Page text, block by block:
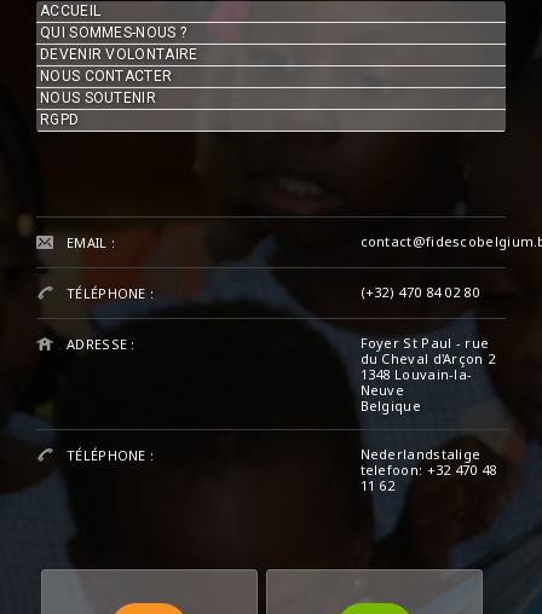
ACCUEIL
QUI SOMMES-NOUS ?
DEVENIR VOLONTAIRE
NOUS CONTACTER
NOUS SOUTENIR
RGPD
EMAIL :
TÉLÉPHONE : (+32) 470 84 02 80
ADRESSE :
Foyer St Paul - rue
du Cheval d'Arçon 2
1348 Louvain-la-
Neuve
Belgique
TÉLÉPHONE :
Nederlandstalige
telefoon: +32 470 48
11 62